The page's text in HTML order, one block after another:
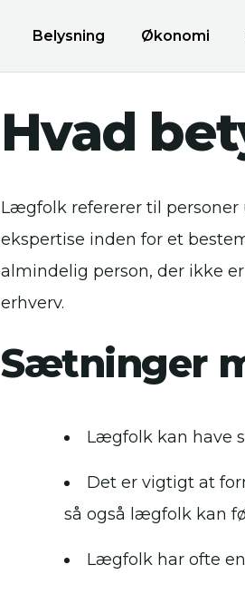
Belysning Økonomi
Hvad
Lægfolk refererer til personer
ekspertise inden for et
almindelig person, der ikke
erhverv.
Sætninger
Lægfolk kan have
Det er vigtigt at
så også lægfolk kan
Lægfolk har ofte